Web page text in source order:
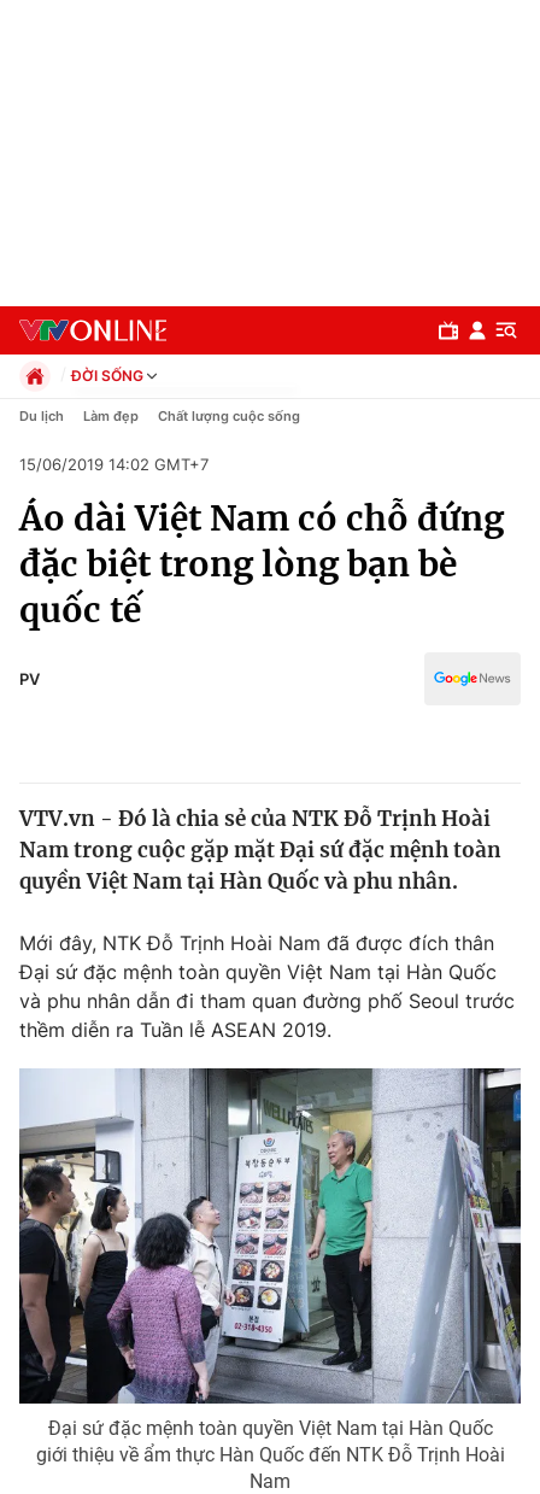
Chuyên mục
Chính trị
Xã hội
Pháp luật
Thế giới
Tin tức
Câu chuyện quốc tế
Kinh tế
Tài chính
Thị trường
Góc doanh nghiệp
Dữ liệu và đời sống
Truyền hình
Hậu trường
Nhân vật
Khán giả
Giải sao mai
Điện ảnh
Âm nhạc
Sao
Đời sống
Du lịch
Làm đẹp
Chất lượng cuộc sống
Giáo dục
Tuyển sinh
Học trực tuyến
Công nghệ
Hitech Công nghệ tương lai
Sản phẩm
Thị trường
Giao lưu trực tuyến
Lịch phát sóng
ĐỜI SỐNG
Chính trị
Pháp luật
Kinh tế
Thể thao
Truyền hình
Văn hóa - Giải trí
Du lịch Làm đẹp Chất lượng cuộc sống
15/06/2019 14:02 GMT+7
Áo dài Việt Nam có chỗ đứng
đặc biệt trong lòng bạn bè
quốc tế
PV
VTV.vn - Đó là chia sẻ của NTK Đỗ Trịnh Hoài
Nam trong cuộc gặp mặt Đại sứ đặc mệnh toàn
quyền Việt Nam tại Hàn Quốc và phu nhân.
Mới đây, NTK Đỗ Trịnh Hoài Nam đã được đích thân
Đại sứ đặc mệnh toàn quyền Việt Nam tại Hàn Quốc
và phu nhân dẫn đi tham quan đường phố Seoul trước
thềm diễn ra Tuần lễ ASEAN 2019.
Đại sứ đặc mệnh toàn quyền Việt Nam tại Hàn Quốc
giới thiệu về ẩm thực Hàn Quốc đến NTK Đỗ Trịnh Hoài
Nam